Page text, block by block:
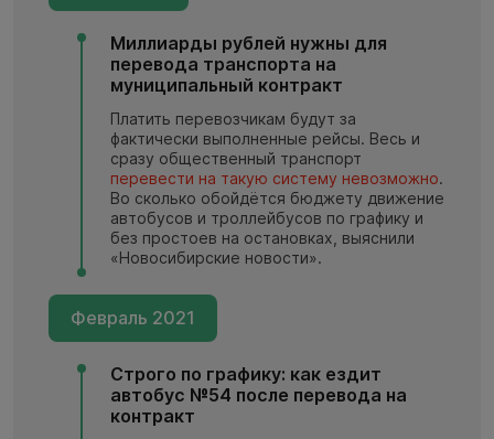
Миллиарды рублей нужны для
перевода транспорта на
муниципальный контракт
Платить перевозчикам будут за
фактически выполненные рейсы. Весь и
сразу общественный транспорт
перевести на такую систему невозможно.
Во сколько обойдётся бюджету движение
автобусов и троллейбусов по графику и
без простоев на остановках, выяснили
«Новосибирские новости».
Февраль 2021
Строго по графику: как ездит
автобус №54 после перевода на
контракт